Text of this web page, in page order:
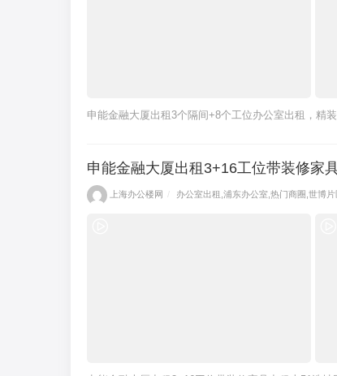
申能金融大厦出租3个隔间+8个工位办公室出租，精
申能金融大厦出租3+16工位带装修家
上海办公楼网 / 办公室出租 浦东办公室 热门商圈 世博片